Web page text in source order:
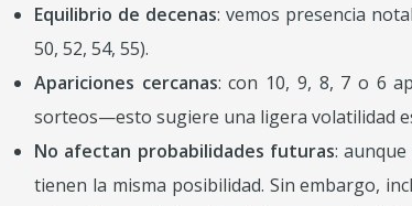
Equilibrio de decenas: vemos presencia
50, 52, 54, 55).
Apariciones cercanas: con 10, 9, 8, 7 o 6
sorteos—esto sugiere una ligera volatilidad
No afectan probabilidades futuras:
tienen la misma posibilidad. Sin embargo,